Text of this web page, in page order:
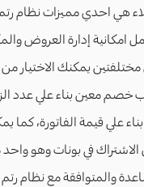
هي احدي مميزات نظام
امكانية إدارة العروض
مختلفتين يمكنك الاختيار من
معين بناء علي عدد
علي قيمة الفاتورة، كما
الاشتراك في بونات وهو
والمتوافقة مع نظام